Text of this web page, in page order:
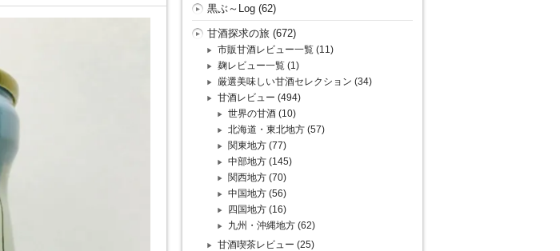
黒ぶ～Log (62)
甘酒探求の旅 (672)
市販甘酒レビュー一覧 (11)
麹レビュー一覧 (1)
厳選美味しい甘酒セレクション (34)
甘酒レビュー (494)
世界の甘酒 (10)
北海道・東北地方 (57)
関東地方 (77)
中部地方 (145)
関西地方 (70)
中国地方 (56)
四国地方 (16)
九州・沖縄地方 (62)
甘酒喫茶レビュー (25)